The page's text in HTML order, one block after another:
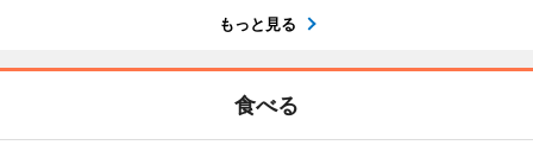
もっと見る
食べる